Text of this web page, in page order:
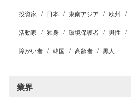
投資家 日本 東南アジア 欧州
活動家 独身 環境保護者 男性
障がい者 韓国 高齢者 黒人
業界